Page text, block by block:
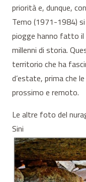
priorità e, dunque,
Temo (1971-1984)
piogge hanno fatto il
millenni di storia.
territorio che ha
d’estate, prima che
prossimo e remoto.
Le altre foto del
Sini